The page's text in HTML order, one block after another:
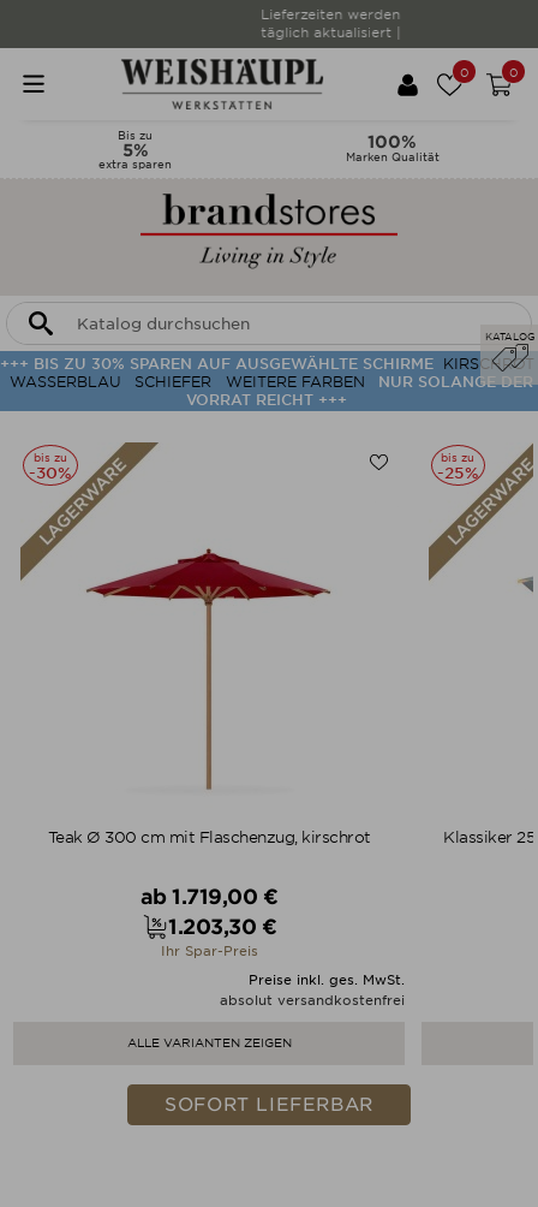
Lieferzeiten werden
täglich aktualisiert |
0 0
Bis zu
5%
extra sparen
100%
Marken Qualität
+++ BIS ZU 30% SPAREN AUF AUSGEWÄHLTE SCHIRME KIRSCHROT
WASSERBLAU
SCHIEFER WEITERE FARBEN
NUR SOLANGE DER
VORRAT REICHT +++
bis zu
-30%
Teak Ø 300 cm mit Flaschenzug, kirschrot
Verkaufspreis
ab 1.719,00 €
Preis
1.203,30 €
Ihr Spar-Preis
Preise inkl. ges. MwSt.
absolut versandkostenfrei
ALLE VARIANTEN ZEIGEN
bis zu
-25%
Klassiker
SOFORT LIEFERBAR
KATALOG